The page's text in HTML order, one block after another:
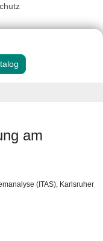
am
(ITAS), Karlsruher